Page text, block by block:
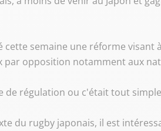
semaine une réforme
opposition notamment aux
régulation ou c'était tout
du rugby japonais, il est